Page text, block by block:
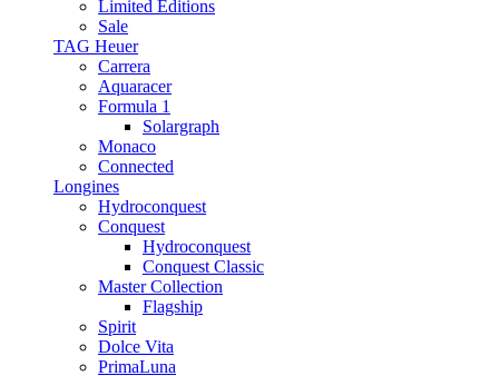
Limited Editions
Sale
TAG Heuer
Carrera
Aquaracer
Formula 1
Solargraph
Monaco
Connected
Longines
Hydroconquest
Conquest
Hydroconquest
Conquest Classic
Master Collection
Flagship
Spirit
Dolce Vita
PrimaLuna